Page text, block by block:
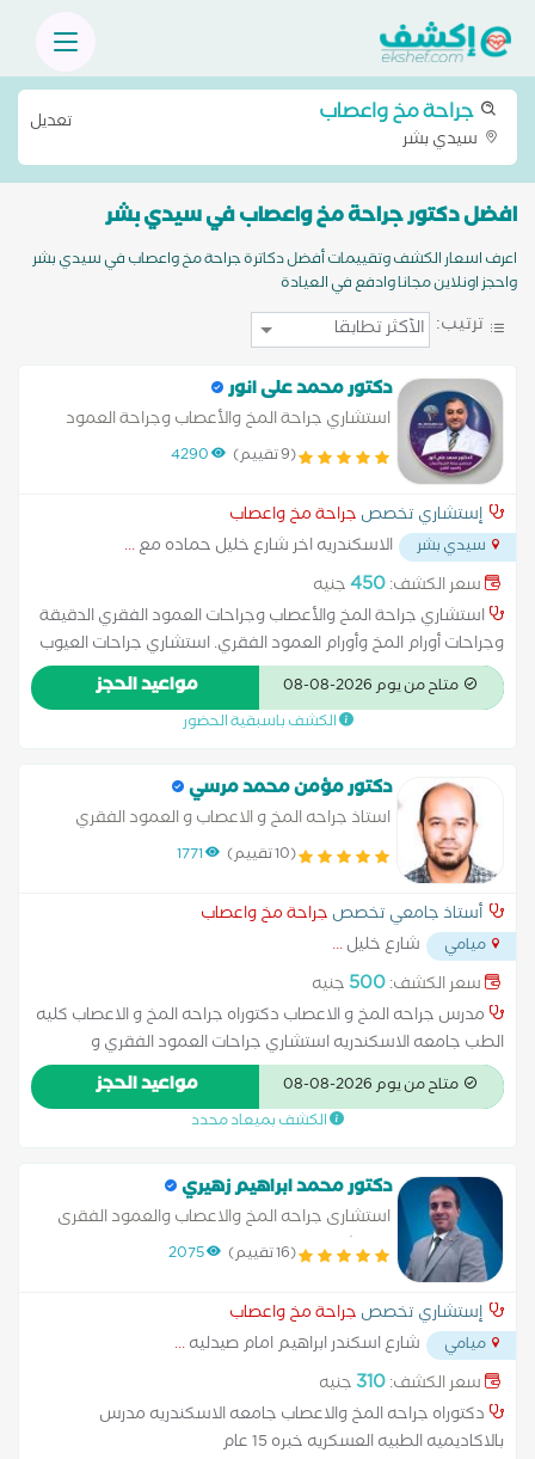
جراحة مخ واعصاب
سيدي بشر
تعديل
افضل دكتور جراحة مخ واعصاب في سيدي بشر
اعرف اسعار الكشف وتقييمات أفضل دكاترة جراحة مخ واعصاب في سيدي بشر
واحجز اونلاين مجانا وادفع في العيادة
ترتيب:
دكتور محمد على انور
استشاري جراحة المخ والأعصاب وجراحة العمود
الفقري
(9 تقييم) 4290
إستشاري تخصص جراحة مخ واعصاب
سيدي بشر الاسكندريه اخر شارع خليل حماده مع...
سعر الكشف:450جنيه
استشاري جراحة المخ والأعصاب وجراحات العمود الفقري الدقيقة
وجراحات أورام المخ وأورام العمود الفقري. استشاري جراحات العيوب
الخلقية للاطفال. استشاري جراحات التدخل المحدود لعلاج الغضاريف
بالمنظار. استشاري جراحة الأعصاب الطرفيه
متاح من يوم 2026-08-08 مواعيد الحجز
الكشف باسبقية الحضور
دكتور مؤمن محمد مرسي
استاذ جراحه المخ و الاعصاب و العمود الفقري
(10 تقييم) 1771
أستاذ جامعي تخصص جراحة مخ واعصاب
ميامي شارع خليل...
سعر الكشف:500 جنيه
مدرس جراحه المخ و الاعصاب دكتوراه جراحه المخ و الاعصاب كليه
الطب جامعه الاسكندريه استشاري جراحات العمود الفقري و
استئصال الغضروف بالمنظار استئصال أورام العمود الفقري و الحبل
الشوكي استشاري أورام المخ و قاع الجمجمة علاج حالات نزيف المخ
و عمليات الصرع استئصال أورام الغده النخاميه بالمنظار عمليات
متاح من يوم 2026-08-08 مواعيد الحجز
الكشف بميعاد محدد
دكتور محمد ابراهيم زهيري
استشارى جراحه المخ والاعصاب والعمود الفقرى
مستشفيات القوات المسلحه
(16 تقييم) 2075
إستشاري تخصص جراحة مخ واعصاب
ميامي شارع اسكندر ابراهيم امام صيدليه...
سعر الكشف:310 جنيه
دكتوراه جراحه المخ والاعصاب جامعه الاسكندريه مدرس
بالاكاديميه الطبيه العسكريه خبره 15 عام